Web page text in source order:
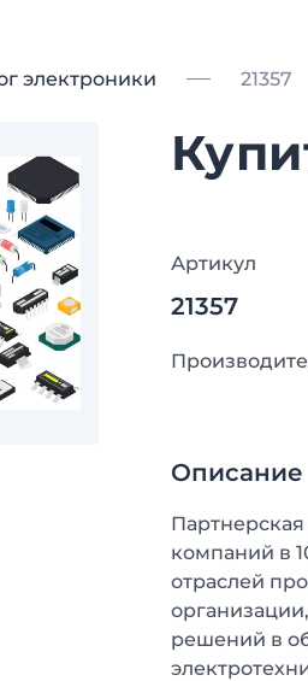
электроники 21357
Артикул
21357
Описание
компаний в
отраслей
решений в